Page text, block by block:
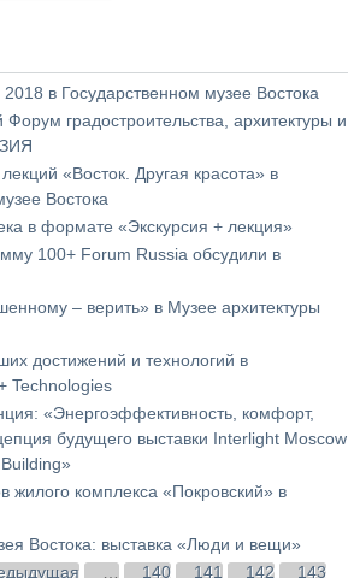
2018 в Государственном музее Востока
градостроительства, архитектуры и
«Восток. Другая красота» в
Востока
в формате «Экскурсия + лекция»
100+ Forum Russia обсудили в
– верить» в Музее архитектуры
достижений и технологий в
Technologies
«Энергоэффективность, комфорт,
будущего выставки Interlight Moscow
жилого комплекса «Покровский» в
Востока: выставка «Люди и вещи»
… 140 141 142
143